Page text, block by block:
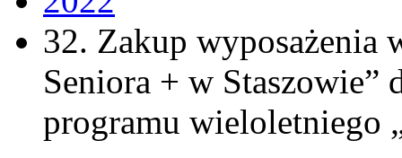
32. Zakup wyposażenia
Seniora + w Staszowie”
programu wieloletniego